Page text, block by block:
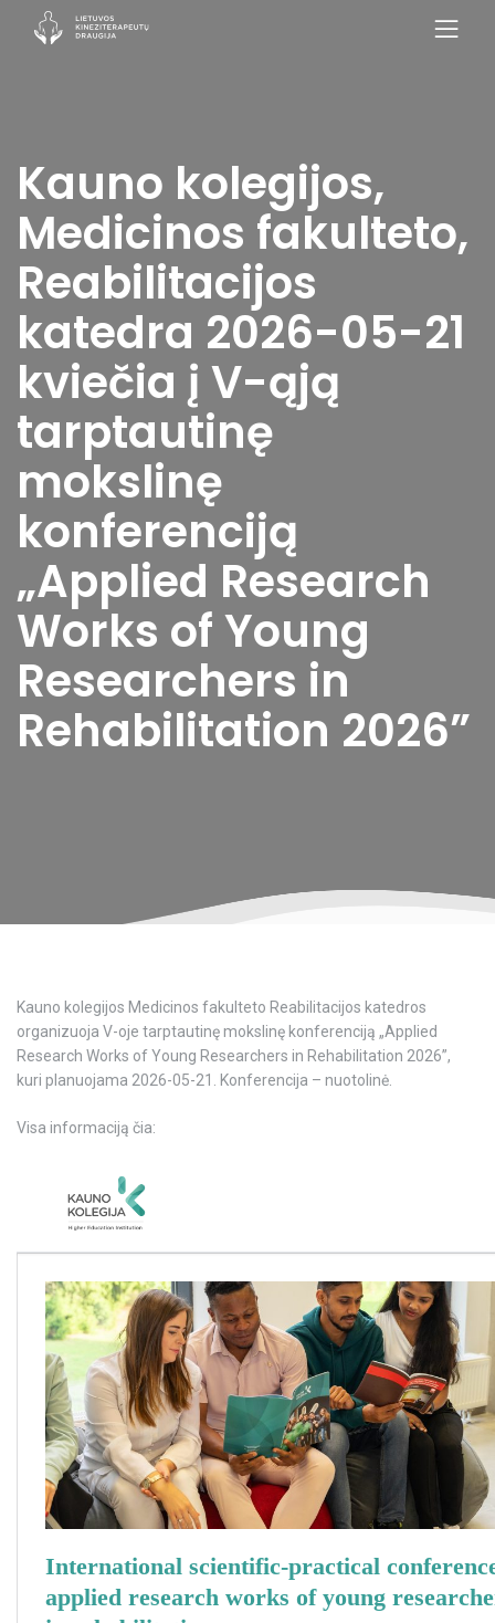
Kauno kolegijos,
Medicinos fakulteto,
Reabilitacijos
katedra 2026-05-21
kviečia į V-ąją
tarptautinę
mokslinę
konferenciją
„Applied Research
Works of Young
Researchers in
Rehabilitation 2026”
Kauno kolegijos Medicinos fakulteto Reabilitacijos katedros
organizuoja V-oje tarptautinę mokslinę konferenciją „Applied
Research Works of Young Researchers in Rehabilitation 2026”,
kuri planuojama 2026-05-21. Konferencija – nuotolinė.
Visa informaciją čia: